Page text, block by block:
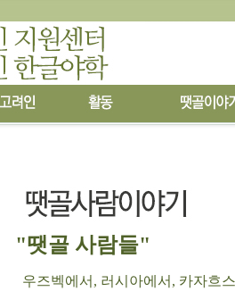
"땟골 사람들"
우즈벡에서, 러시아에서, 카자흐스